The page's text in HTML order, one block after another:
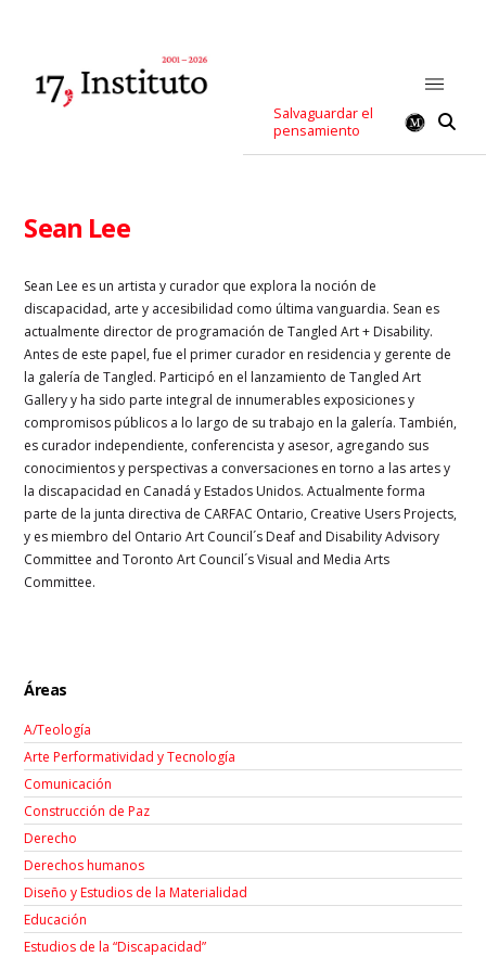
Salvaguardar el
pensamiento
Sean Lee
Sean Lee es un artista y curador que explora la noción de
discapacidad, arte y accesibilidad como última vanguardia. Sean es
actualmente director de programación de Tangled Art + Disability.
Antes de este papel, fue el primer curador en residencia y gerente de
la galería de Tangled. Participó en el lanzamiento de Tangled Art
Gallery y ha sido parte integral de innumerables exposiciones y
compromisos públicos a lo largo de su trabajo en la galería. También,
es curador independiente, conferencista y asesor, agregando sus
conocimientos y perspectivas a conversaciones en torno a las artes y
la discapacidad en Canadá y Estados Unidos. Actualmente forma
parte de la junta directiva de CARFAC Ontario, Creative Users Projects,
y es miembro del Ontario Art Council´s Deaf and Disability Advisory
Committee and Toronto Art Council´s Visual and Media Arts
Committee.
Áreas
A/Teología
Arte Performatividad y Tecnología
Comunicación
Construcción de Paz
Derecho
Derechos humanos
Diseño y Estudios de la Materialidad
Educación
Estudios de la “Discapacidad”